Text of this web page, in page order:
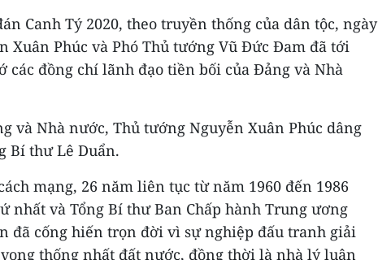
Canh Tý 2020, theo truyền thống của dân tộc, ngày
Xuân Phúc và Phó Thủ tướng Vũ Đức Đam đã tới
các đồng chí lãnh đạo tiền bối của Đảng và Nhà
và Nhà nước, Thủ tướng Nguyễn Xuân Phúc dâng
Bí thư Lê Duẩn.
mạng, 26 năm liên tục từ năm 1960 đến 1986
nhất và Tổng Bí thư Ban Chấp hành Trung ương
đã cống hiến trọn đời vì sự nghiệp đấu tranh giải
thống nhất đất nước, đồng thời là nhà lý luận